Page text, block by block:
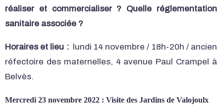
réaliser et commercialiser ? Quelle réglementation
sanitaire associée ?
Horaires et lieu :
lundi 14 novembre / 18h-20h / ancien
réfectoire des maternelles, 4 avenue Paul Crampel à
Belvès.
Mercredi 23 novembre 2022 : Visite des Jardins de Valojoulx